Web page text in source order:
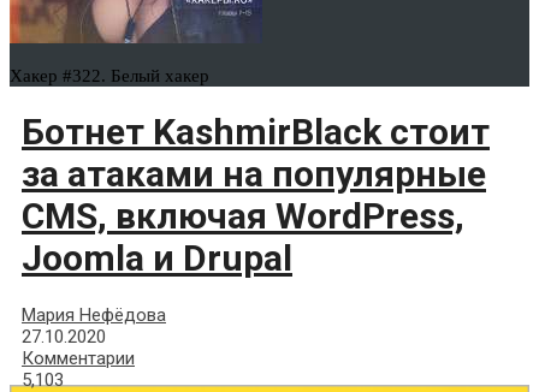
Хакер #322. Белый хакер
Ботнет KashmirBlack стоит
за атаками на популярные
CMS, включая WordPress,
Joomla и Drupal
Мария Нефёдова
27.10.2020
Комментарии
5,103